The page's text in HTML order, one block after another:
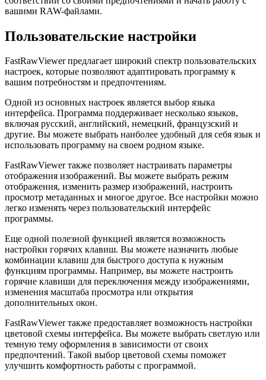
вашими RAW-файлами.
Пользовательские настройки
FastRawViewer предлагает широкий спектр пользовательских
настроек, которые позволяют адаптировать программу к
вашим потребностям и предпочтениям.
Одной из основных настроек является выбор языка
интерфейса. Программа поддерживает несколько языков,
включая русский, английский, немецкий, французский и
другие. Вы можете выбрать наиболее удобный для себя язык и
использовать программу на своем родном языке.
FastRawViewer также позволяет настраивать параметры
отображения изображений. Вы можете выбрать режим
отображения, изменить размер изображений, настроить
просмотр метаданных и многое другое. Все настройки можно
легко изменять через пользовательский интерфейс
программы.
Еще одной полезной функцией является возможность
настройки горячих клавиш. Вы можете назначить любые
комбинации клавиш для быстрого доступа к нужным
функциям программы. Например, вы можете настроить
горячие клавиши для переключения между изображениями,
изменения масштаба просмотра или открытия
дополнительных окон.
FastRawViewer также предоставляет возможность настройки
цветовой схемы интерфейса. Вы можете выбрать светлую или
темную тему оформления в зависимости от своих
предпочтений. Такой выбор цветовой схемы поможет
улучшить комфортность работы с программой.